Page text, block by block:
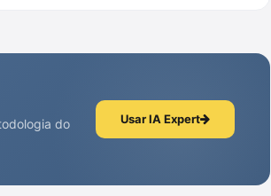
do
Usar IA Expert